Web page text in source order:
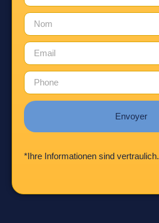
Envoyer
*Ihre Informationen sind vertraulich.